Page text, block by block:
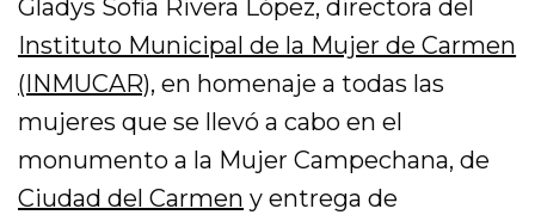
Gladys Sofía Rivera López, directora del
Instituto Municipal de la Mujer de Carmen
(INMUCAR), en homenaje a todas las
mujeres que se llevó a cabo en el
monumento a la Mujer Campechana, de
Ciudad del Carmen y entrega de